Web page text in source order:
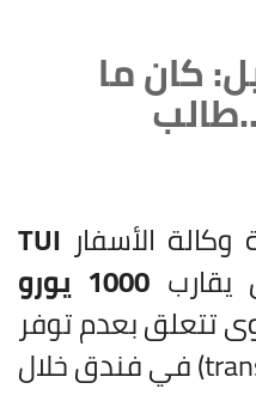
كان ما
وكالة الأسفار TUI
1000 يورو
تتعلق بعدم توفر
كراسي الاستلقاء (transats) في فندق خلال